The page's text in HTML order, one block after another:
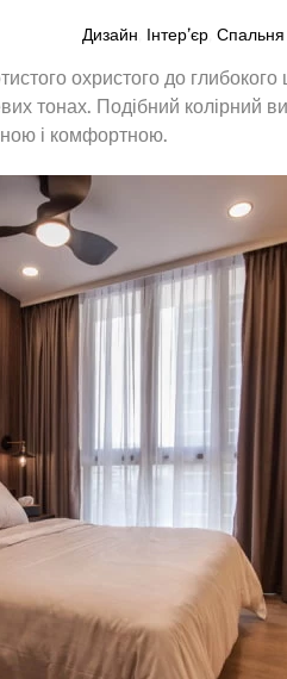
Дизайн Інтер’єр, Спальня
охристого до
тонах. Подібний колірний
і комфортною.